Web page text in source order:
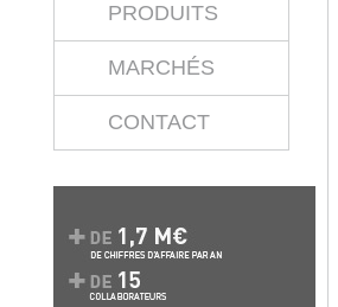
PRODUITS
MARCHÉS
CONTACT